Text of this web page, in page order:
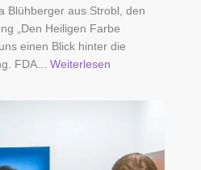
Blühberger aus Strobl, den
„Den Heiligen Farbe
einen Blick hinter die
FDA ... Weiterlesen